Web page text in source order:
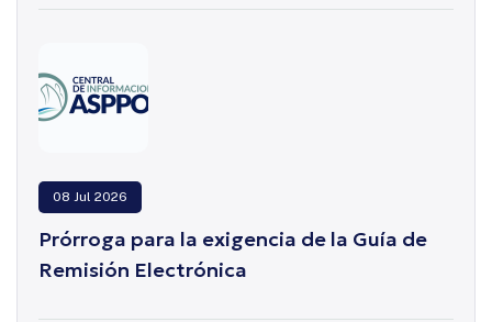
08 Jul 2026
Prórroga para la exigencia de la Guía de
Remisión Electrónica